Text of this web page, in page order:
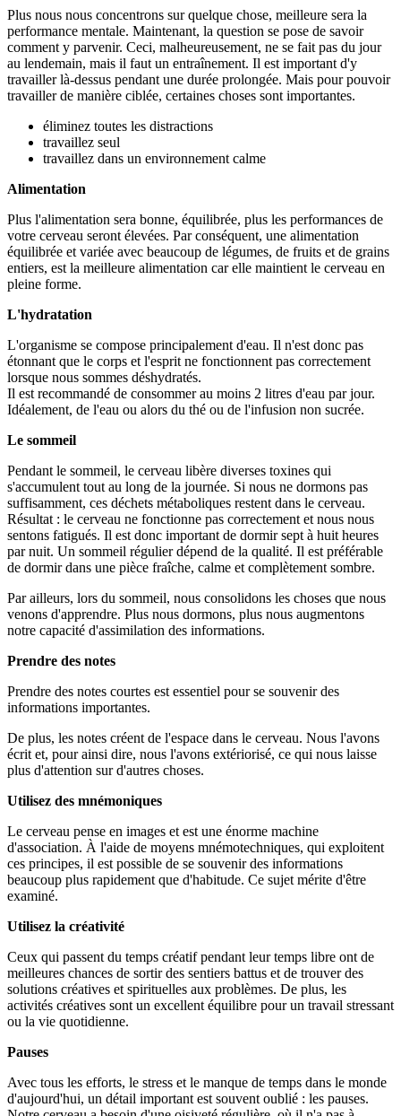
Plus nous nous concentrons sur quelque chose, meilleure sera la
performance mentale. Maintenant, la question se pose de savoir
comment y parvenir. Ceci, malheureusement, ne se fait pas du jour
au lendemain, mais il faut un entraînement. Il est important d'y
travailler là-dessus pendant une durée prolongée. Mais pour pouvoir
travailler de manière ciblée, certaines choses sont importantes.
éliminez toutes les distractions
travaillez seul
travaillez dans un environnement calme
Alimentation
Plus l'alimentation sera bonne, équilibrée, plus les performances de
votre cerveau seront élevées. Par conséquent, une alimentation
équilibrée et variée avec beaucoup de légumes, de fruits et de grains
entiers, est la meilleure alimentation car elle maintient le cerveau en
pleine forme.
L'hydratation
L'organisme se compose principalement d'eau. Il n'est donc pas
étonnant que le corps et l'esprit ne fonctionnent pas correctement
lorsque nous sommes déshydratés.
Il est recommandé de consommer au moins 2 litres d'eau par jour.
Idéalement, de l'eau ou alors du thé ou de l'infusion non sucrée.
Le sommeil
Pendant le sommeil, le cerveau libère diverses toxines qui
s'accumulent tout au long de la journée. Si nous ne dormons pas
suffisamment, ces déchets métaboliques restent dans le cerveau.
Résultat : le cerveau ne fonctionne pas correctement et nous nous
sentons fatigués. Il est donc important de dormir sept à huit heures
par nuit. Un sommeil régulier dépend de la qualité. Il est préférable
de dormir dans une pièce fraîche, calme et complètement sombre.
Par ailleurs, lors du sommeil, nous consolidons les choses que nous
venons d'apprendre. Plus nous dormons, plus nous augmentons
notre capacité d'assimilation des informations.
Prendre des notes
Prendre des notes courtes est essentiel pour se souvenir des
informations importantes.
De plus, les notes créent de l'espace dans le cerveau. Nous l'avons
écrit et, pour ainsi dire, nous l'avons extériorisé, ce qui nous laisse
plus d'attention sur d'autres choses.
Utilisez des mnémoniques
Le cerveau pense en images et est une énorme machine
d'association. À l'aide de moyens mnémotechniques, qui exploitent
ces principes, il est possible de se souvenir des informations
beaucoup plus rapidement que d'habitude. Ce sujet mérite d'être
examiné.
Utilisez la créativité
Ceux qui passent du temps créatif pendant leur temps libre ont de
meilleures chances de sortir des sentiers battus et de trouver des
solutions créatives et spirituelles aux problèmes. De plus, les
activités créatives sont un excellent équilibre pour un travail stressant
ou la vie quotidienne.
Pauses
Avec tous les efforts, le stress et le manque de temps dans le monde
d'aujourd'hui, un détail important est souvent oublié : les pauses.